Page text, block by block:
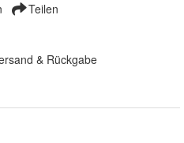
Teilen
& Rückgabe